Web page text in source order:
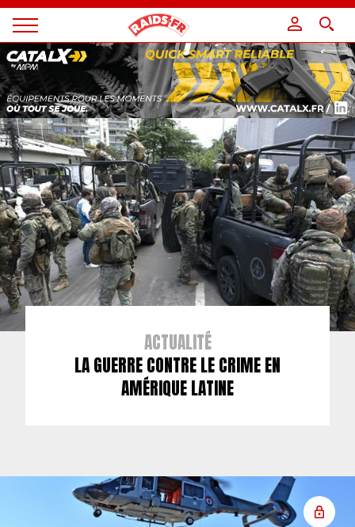
Magazine
Raids
ACTUALITÉ
LA GUERRE CONTRE LE CRIME EN
AMÉRIQUE LATINE
Panneau de gestion des cookies